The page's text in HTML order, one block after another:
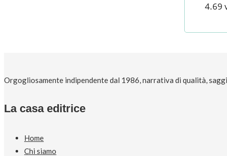
4.69
Orgogliosamente indipendente dal 1986, narrativa di qualità,
La casa editrice
Home
Chi siamo